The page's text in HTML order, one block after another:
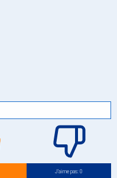
J’aime pas: 0